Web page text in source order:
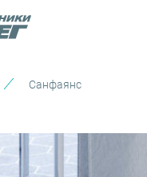
Санфаянс